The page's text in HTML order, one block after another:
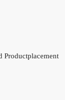
Productplacement